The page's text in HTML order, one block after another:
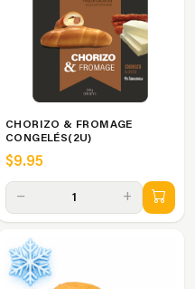
CHORIZO & FROMAGE
CONGELÉS(2U)
$9.95
− 1 +